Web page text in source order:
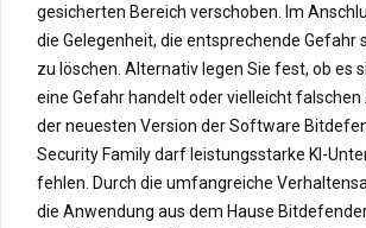
gesicherten Bereich verschoben. Im
die Gelegenheit, die entsprechende Gefahr
zu löschen. Alternativ legen Sie fest, ob es
eine Gefahr handelt oder vielleicht falschen
der neuesten Version der Software
Security Family darf leistungsstarke KI-
fehlen. Durch die umfangreiche
die Anwendung aus dem Hause